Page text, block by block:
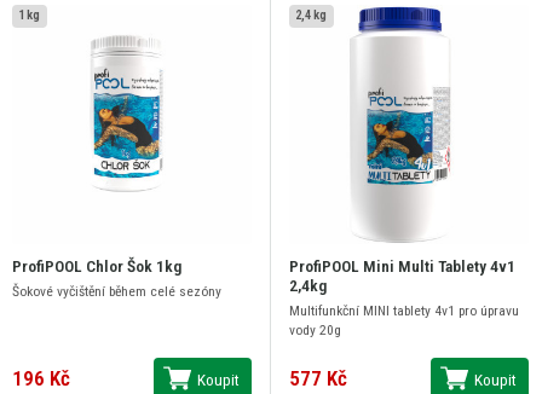
1 kg
ProfiPOOL Chlor Šok 1kg
Šokové vyčištění během celé sezóny
196 Kč Koupit
2,4 kg
ProfiPOOL Mini Multi Tablety 4v1
2,4kg
Multifunkční MINI tablety 4v1 pro úpravu
vody 20g
577 Kč Koupit